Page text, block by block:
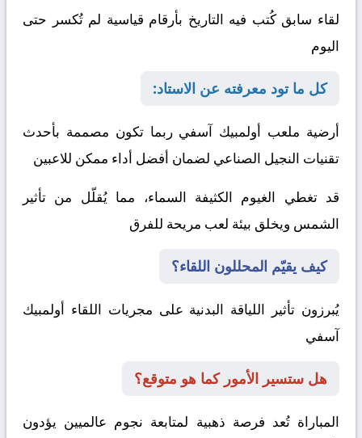
لقاء سابق كُتب فيه التاريخ بأرقام قياسية لم تُكسر حتى
اليوم
كل ما تود معرفته عن الاستاد:
أرضية ملعب أولمبيك آسفي ربما تكون مصممة بأحدث
تقنيات النجيل الصناعي لضمان أفضل أداء ممكن للاعبين
قد تغطي الغيوم الكثيفة السماء، مما يُقلّل من تأثير
الشمس ويخلق بيئة لعب مريحة للفرق
كيف يقيّم المحللون اللقاء؟
يُبرزون تأثير اللياقة البدنية على مجريات اللقاء أولمبيك
آسفي
هل ستسير الأمور كما هو متوقع؟
المباراة تُعد فرصة ذهبية لمتابعة نجوم عالميين يؤدون